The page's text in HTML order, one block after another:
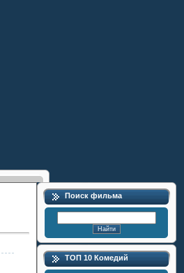
Поиск фильма
ТОП 10 Комедий